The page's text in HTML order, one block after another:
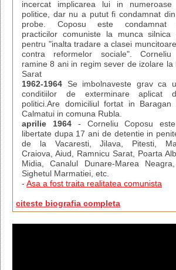
incercat implicarea lui in numeroase
politice, dar nu a putut fi condamnat
probe. Coposu este condamnat
practicilor comuniste la munca silnica
pentru "inalta tradare a clasei
contra reformelor sociale". Corneliu
ramine 8 ani in regim sever de izolare la
Sarat
1962-1964 Se imbolnaveste grav ca
conditiilor de exterminare aplicat
politici.Are domiciliul fortat in Baragan
Calmatui in comuna Rubla.
aprilie 1964- Corneliu Coposu
libertate dupa 17 ani de detentie in
de la Vacaresti, Jilava, Pitesti,
Craiova, Aiud, Ramnicu Sarat, Poarta
Midia, Canalul Dunare-Marea Neagra,
Sighetul Marmatiei, etc.
- Asa a fost traita realitatea comunista
citeste biografia completa